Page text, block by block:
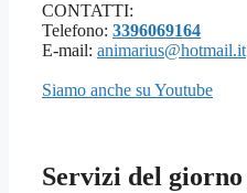
CONTATTI:
Telefono: 3396069164
E-mail: animarius@hotmail.it
Siamo anche su Youtube
Servizi del giorno